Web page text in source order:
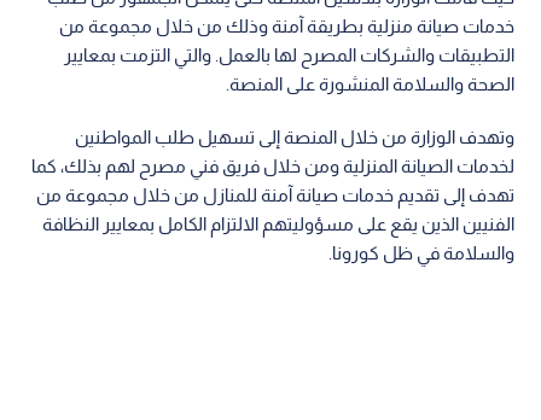
خدمات صيانة منزلية بطريقة آمنة وذلك من خلال مجموعة من
التطبيقات والشركات المصرح لها بالعمل. والتي التزمت بمعايير
الصحة والسلامة المنشورة على المنصة.
وتهدف الوزارة من خلال المنصة إلى تسهيل طلب المواطنين
لخدمات الصيانة المنزلية ومن خلال فريق فني مصرح لهم بذلك، كما
تهدف إلى تقديم خدمات صيانة آمنة للمنازل من خلال مجموعة من
الفنيين الذين يقع على مسؤوليتهم الالتزام الكامل بمعايير النظافة
والسلامة في ظل كورونا.